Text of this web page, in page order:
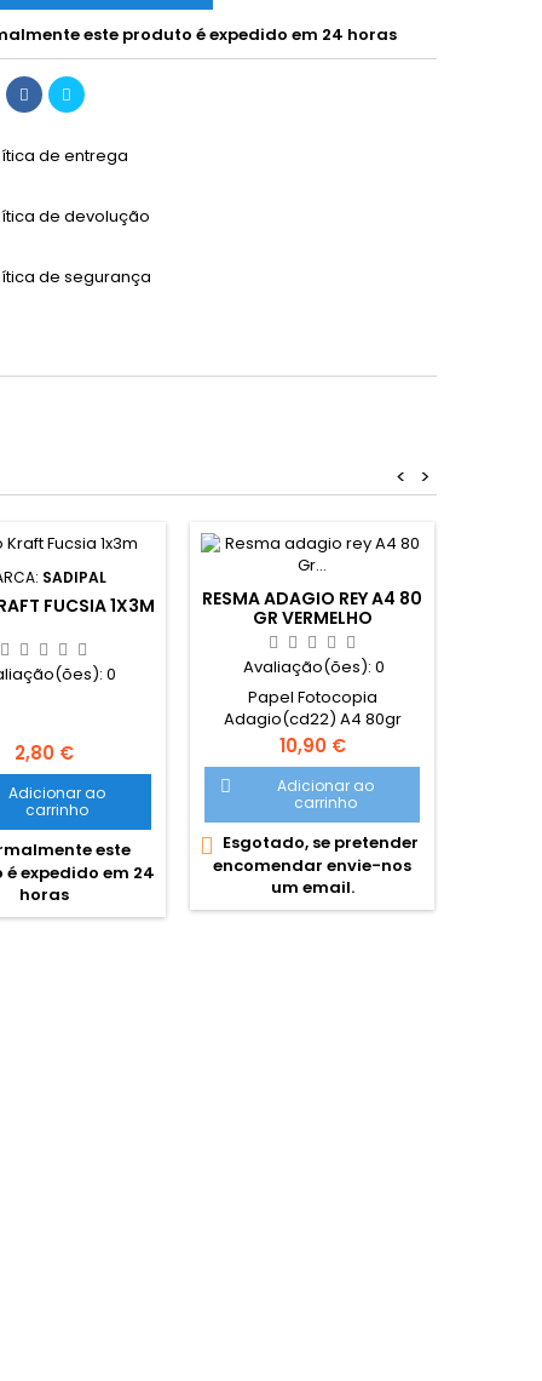
este produto é expedido em 24 horas
de entrega
de devolução
de segurança
>
<
SADIPAL
FUCSIA 1X3M
0
Preço
2,80 €
Adicionar ao
carrinho
este
expedido em 24
horas
RESMA ADAGIO REY A4 80
GR VERMELHO
Avaliação(ões): 0
Papel Fotocopia
Adagio(cd22) A4 80gr
Vermelho Intenso 1x500FLS
Papel multiuso de boa
qualidade adequado para
utilização em
fotocopiadoras,
impressoras de laser, jatos
de tinta, manualidades, etc.
Preço
10,90 €

Adicionar ao
carrinho
 Esgotado, se pretender
encomendar envie-nos
um email.